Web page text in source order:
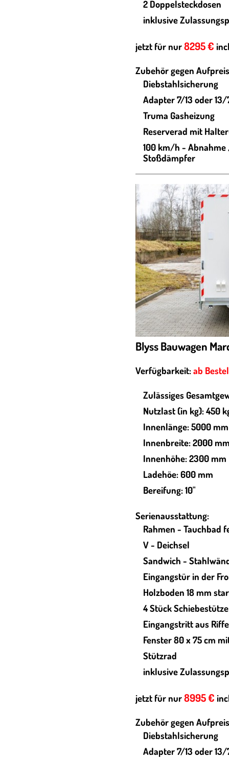
2 Doppelsteckdosen
inklusive
jetzt für nur8295 €
Zubehör gegen
Diebstahlsicherung
Adapter 7/13 oder 13/
Truma Gasheizung
Reserverad mit
100 km/h - Abnahme
Stoßdämpfer
Blyss Bauwagen
Verfügbarkeit:ab
Zulässiges
Nutzlast (in kg): 450
Innenlänge: 5000 mm
Innenbreite: 2000
Innenhöhe: 2300 mm
Ladehöe: 600 mm
Bereifung: 10"
Serienausstattung:
Rahmen - Tauchbad
V - Deichsel
Sandwich -
Eingangstür in der
Holzboden 18 mm
4 Stück
Eingangstritt aus
Fenster 80 x 75 cm
Stützrad
inklusive
jetzt für nur8995 €
Zubehör gegen
Diebstahlsicherung
Adapter 7/13 oder 13/